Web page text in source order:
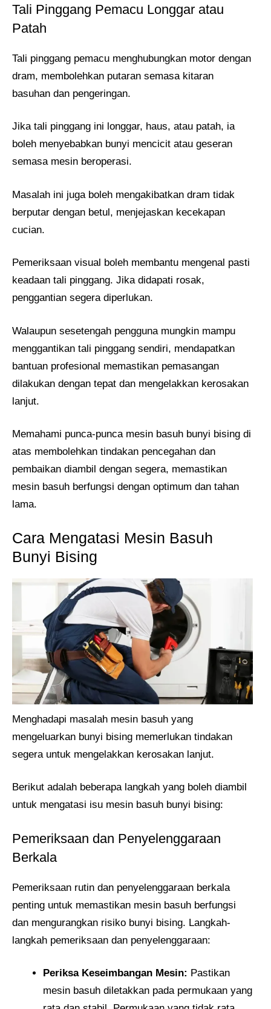
Tali Pinggang Pemacu Longgar atau
Patah
Tali pinggang pemacu menghubungkan motor dengan
dram, membolehkan putaran semasa kitaran
basuhan dan pengeringan.
Jika tali pinggang ini longgar, haus, atau patah, ia
boleh menyebabkan bunyi mencicit atau geseran
semasa mesin beroperasi.
Masalah ini juga boleh mengakibatkan dram tidak
berputar dengan betul, menjejaskan kecekapan
cucian.
Pemeriksaan visual boleh membantu mengenal pasti
keadaan tali pinggang. Jika didapati rosak,
penggantian segera diperlukan.
Walaupun sesetengah pengguna mungkin mampu
menggantikan tali pinggang sendiri, mendapatkan
bantuan profesional memastikan pemasangan
dilakukan dengan tepat dan mengelakkan kerosakan
lanjut.
Memahami punca-punca mesin basuh bunyi bising di
atas membolehkan tindakan pencegahan dan
pembaikan diambil dengan segera, memastikan
mesin basuh berfungsi dengan optimum dan tahan
lama.
Cara Mengatasi Mesin Basuh
Bunyi Bising
Menghadapi masalah mesin basuh yang
mengeluarkan bunyi bising memerlukan tindakan
segera untuk mengelakkan kerosakan lanjut.
Berikut adalah beberapa langkah yang boleh diambil
untuk mengatasi isu mesin basuh bunyi bising:
Pemeriksaan dan Penyelenggaraan
Berkala
Pemeriksaan rutin dan penyelenggaraan berkala
penting untuk memastikan mesin basuh berfungsi
dan mengurangkan risiko bunyi bising. Langkah-
langkah pemeriksaan dan penyelenggaraan:
Periksa Keseimbangan Mesin: Pastikan
mesin basuh diletakkan pada permukaan yang